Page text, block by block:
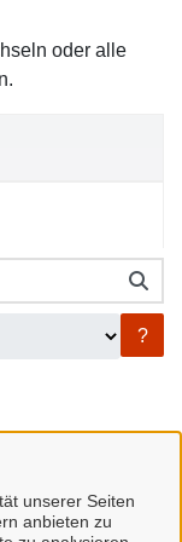
unserer Seiten
anbieten zu
oder alle
?